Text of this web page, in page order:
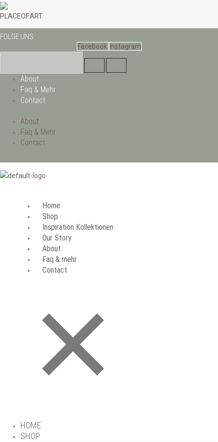
Zum
Inhalt
PLACEOF.ART
FOLGE UNS:
Facebook Instagram
About
Faq & Mehr
Contact
About
Faq & Mehr
Contact
Home
Shop
Inspiration Kollektionen
Our Story
About
Faq & mehr
Contact
HOME
SHOP